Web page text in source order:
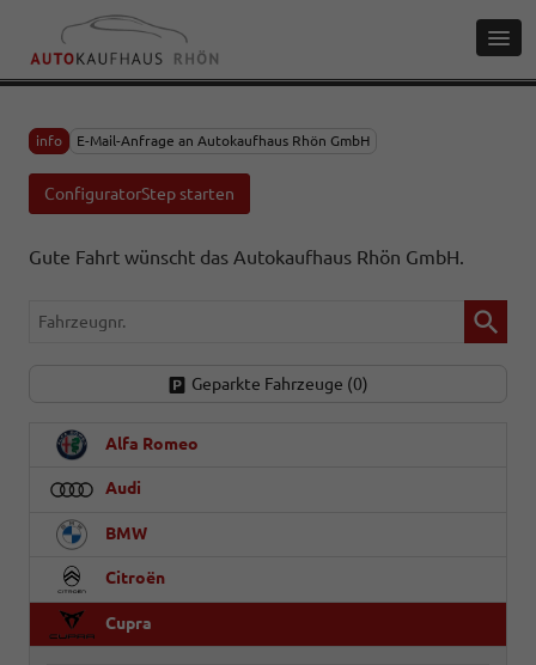
info E-Mail-Anfrage an Autokaufhaus Rhön GmbH
ConfiguratorStep starten
Gute Fahrt wünscht das Autokaufhaus Rhön GmbH.
Fahrzeugnr.
Geparkte Fahrzeuge (0)
Alfa Romeo
Audi
BMW
Citroën
Cupra